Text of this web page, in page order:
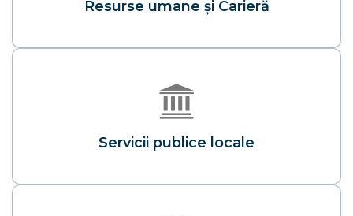
Resurse umane şi Carieră
Servicii publice locale